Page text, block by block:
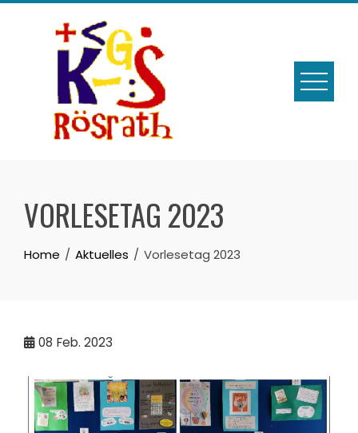
Skip
VORLESETAG 2023
Home Aktuelles Vorlesetag 2023
08 Feb. 2023